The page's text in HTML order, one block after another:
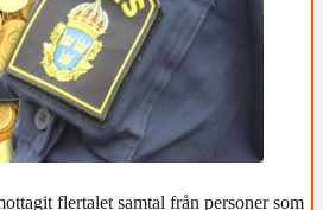
flertalet samtal från personer som